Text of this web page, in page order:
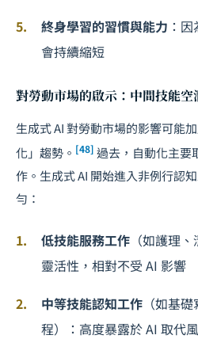
終身學習的習慣與能力 ：
會持續縮短
對勞動市場的啟示：中間技能空
生成式 AI 對勞動市場的影響可能
化」趨勢。 [48] 過去，自動化主要
作。生成式 AI 開始進入非例行認
勻：
低技能服務工作 （如護理
靈活性，相對不受 AI 影響
中等技能認知工作 （如基
程）：高度暴露於 AI 取代